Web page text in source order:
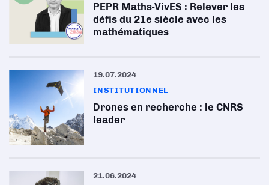
PEPR Maths-VivES : Relever les
défis du 21e siècle avec les
mathématiques
19.07.2024
INSTITUTIONNEL
Drones en recherche : le CNRS
leader
21.06.2024